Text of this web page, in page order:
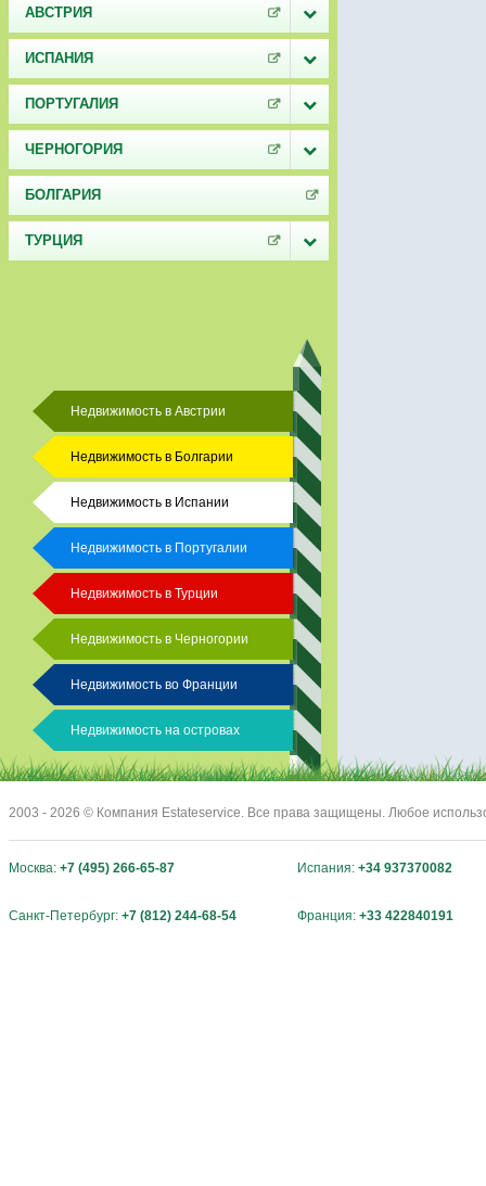
АВСТРИЯ
ИСПАНИЯ
ПОРТУГАЛИЯ
ЧЕРНОГОРИЯ
БОЛГАРИЯ
ТУРЦИЯ
Недвижимость в Австрии
Недвижимость в Болгарии
Недвижимость в Испании
Недвижимость в Португалии
Недвижимость в Турции
Недвижимость в Черногории
Недвижимость во Франции
Недвижимость на островах
2003 - 2026 © Компания Estateservice. Все права защищены. Любое
Москва: +7 (495) 266-65-87 Испания: +34 937370082
Санкт-Петербург: +7 (812) 244-68-54 Франция: +33 422840191